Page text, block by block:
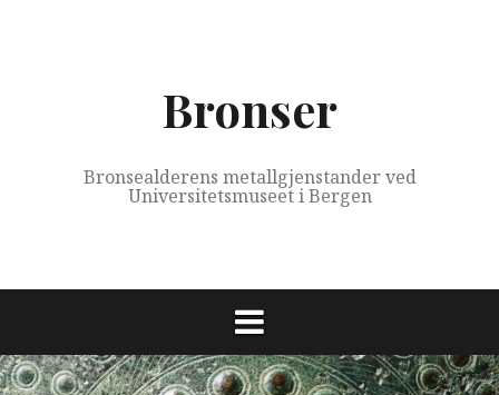
Bronser
Bronsealderens metallgjenstander ved
Universitetsmuseet i Bergen